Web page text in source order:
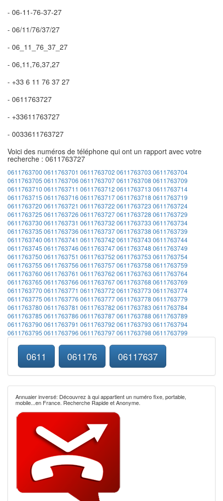
- 06-11-76-37-27
- 06/11/76/37/27
- 06_11_76_37_27
- 06,11,76,37,27
- +33 6 11 76 37 27
- 0611763727
- +33611763727
- 0033611763727
Voici des numéros de téléphone qui ont un rapport avec votre
recherche : 0611763727
0611763700 0611763701 0611763702 0611763703 0611763704
0611763705 0611763706 06117637070611763708 0611763709
0611763710 0611763711 0611763712 0611763713 0611763714
0611763715 0611763716 06117637170611763718 0611763719
0611763720 0611763721 0611763722 0611763723 0611763724
0611763725 0611763726 06117637270611763728 0611763729
0611763730 0611763731 0611763732 0611763733 0611763734
0611763735 0611763736 06117637370611763738 0611763739
0611763740 0611763741 0611763742 0611763743 0611763744
0611763745 0611763746 06117637470611763748 0611763749
0611763750 0611763751 0611763752 0611763753 0611763754
0611763755 0611763756 06117637570611763758 0611763759
0611763760 0611763761 0611763762 0611763763 0611763764
0611763765 0611763766 06117637670611763768 0611763769
0611763770 0611763771 0611763772 0611763773 0611763774
0611763775 0611763776 06117637770611763778 0611763779
0611763780 0611763781 0611763782 0611763783 0611763784
0611763785 0611763786 06117637870611763788 0611763789
0611763790 0611763791 0611763792 0611763793 0611763794
0611763795 0611763796 06117637970611763798 0611763799
0611 061176 06117637
Annuaier inversé: Découvrez à qui appartient un numéro fixe, portable,
mobile...en France. Recherche Rapide et Anonyme.